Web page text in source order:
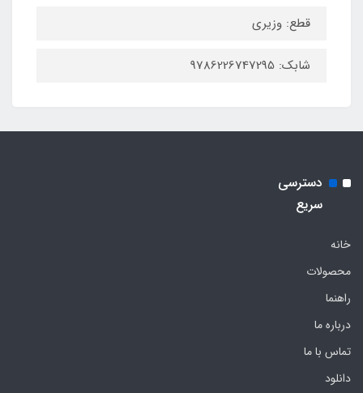
قطع: وزیری
شابک: 9786226747295
دسترسی
سریع
خانه
محصولات
راهنما
درباره ما
تماس با ما
دانلود